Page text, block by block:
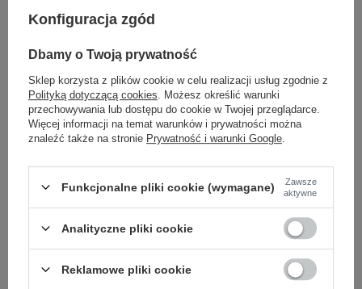
nadruk
casual
materiał
dominujący
bawełna
długość
krótka
rękaw
krótki rękaw
skład materiału
95% bawełna 5% elastan
OPIS PRODUKTU
OPINIE
Konfiguracja zgód
Dbamy o Twoją prywatność
Sklep korzysta z plików cookie w celu realizacji usług zgodnie z
Polityką dotyczącą cookies . Możesz określić warunki
przechowywania lub dostępu do cookie w Twojej przeglądarce.
Więcej informacji na temat warunków i prywatności można
znaleźć także na stronie Prywatność i warunki Google
Funkcjonalne pliki cookie (wymagane)
Zawsze
aktywne
Analityczne pliki cookie
Reklamowe pliki cookie